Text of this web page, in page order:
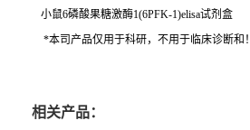
小鼠6磷酸果糖激酶1(6PFK-1)elisa试剂盒
*本司产品仅用于科研，不用于临床诊断和！
相关产品：